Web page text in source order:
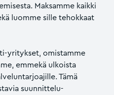
Maksamme kaikki
luomme sille tehokkaat
yritykset, omistamme
emmekä ulkoista
Tämä
suunnittelu-